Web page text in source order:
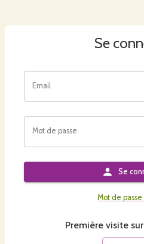
Se
Email
Mot de passe
Se
Mot de passe
Première visite